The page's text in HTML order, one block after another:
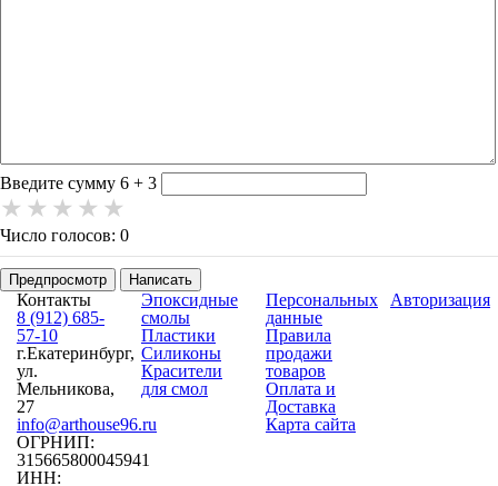
-
Введите сумму 6 + 3
Число голосов: 0
Предпросмотр Написать
Контакты
8 (912) 685-
57-10
г.Екатеринбург,
ул.
Мельникова,
27
info@arthouse96.ru
ОГРНИП:
315665800045941
ИНН:
Эпоксидные
смолы
Пластики
Силиконы
Красители
для смол
Персональных
данные
Правила
продажи
товаров
Оплата и
Доставка
Карта сайта
Авторизация